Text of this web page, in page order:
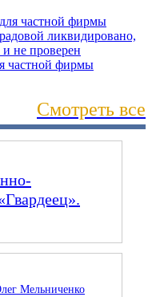
частной фирмы
Смотреть все
Мельниченко